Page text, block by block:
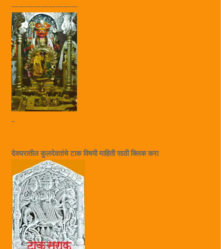
—————————
–
देवघरातील कुलदेवतांचे टाक विषयी माहिती साठी क्लिक करा